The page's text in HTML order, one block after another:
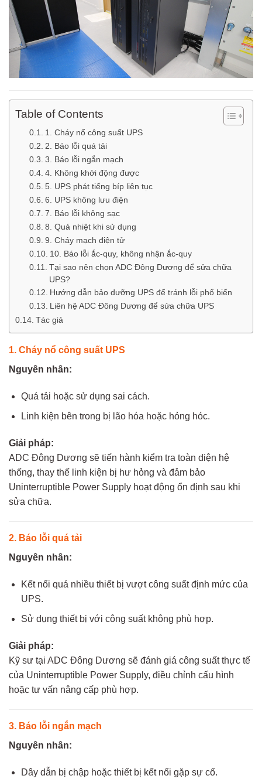
Table of Contents
1. Cháy nổ công suất UPS
2. Báo lỗi quá tải
3. Báo lỗi ngắn mạch
4. Không khởi động được
5. UPS phát tiếng bíp liên tục
6. UPS không lưu điện
7. Báo lỗi không sạc
8. Quá nhiệt khi sử dụng
9. Cháy mạch điện tử
10. Báo lỗi ắc-quy, không nhận ắc-quy
Tại sao nên chọn ADC Đông Dương để sửa chữa
UPS?
Hướng dẫn bảo dưỡng UPS để tránh lỗi phổ biến
Liên hệ ADC Đông Dương để sửa chữa UPS
Tác giả
1. Cháy nổ công suất UPS
Nguyên nhân:
Quá tải hoặc sử dụng sai cách.
Linh kiện bên trong bị lão hóa hoặc hỏng hóc.
Giải pháp:
ADC Đông Dương sẽ tiến hành kiểm tra toàn diện hệ
thống, thay thế linh kiện bị hư hỏng và đảm bảo
Uninterruptible Power Supply hoạt động ổn định sau khi
sửa chữa.
2. Báo lỗi quá tải
Nguyên nhân:
Kết nối quá nhiều thiết bị vượt công suất định mức của
UPS.
Sử dụng thiết bị với công suất không phù hợp.
Giải pháp:
Kỹ sư tại ADC Đông Dương sẽ đánh giá công suất thực tế
của Uninterruptible Power Supply, điều chỉnh cấu hình
hoặc tư vấn nâng cấp phù hợp.
3. Báo lỗi ngắn mạch
Nguyên nhân:
Dây dẫn bị chập hoặc thiết bị kết nối gặp sự cố.